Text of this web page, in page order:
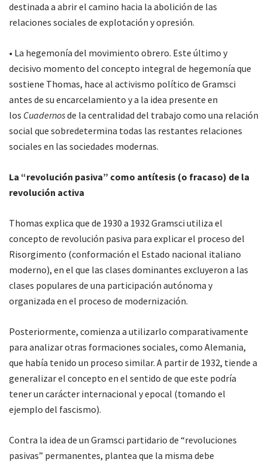
destinada a abrir el camino hacia la abolición de las
relaciones sociales de explotación y opresión.
• La hegemonía del movimiento obrero. Este último y
decisivo momento del concepto integral de hegemonía que
sostiene Thomas, hace al activismo político de Gramsci
antes de su encarcelamiento y a la idea presente en
los Cuadernosde la centralidad del trabajo como una relación
social que sobredetermina todas las restantes relaciones
sociales en las sociedades modernas.
La “revolución pasiva” como antítesis (o fracaso) de la
revolución activa
Thomas explica que de 1930 a 1932 Gramsci utiliza el
concepto de revolución pasiva para explicar el proceso del
Risorgimento (conformación el Estado nacional italiano
moderno), en el que las clases dominantes excluyeron a las
clases populares de una participación autónoma y
organizada en el proceso de modernización.
Posteriormente, comienza a utilizarlo comparativamente
para analizar otras formaciones sociales, como Alemania,
que había tenido un proceso similar. A partir de 1932, tiende a
generalizar el concepto en el sentido de que este podría
tener un carácter internacional y epocal (tomando el
ejemplo del fascismo).
Contra la idea de un Gramsci partidario de “revoluciones
pasivas” permanentes, plantea que la misma debe